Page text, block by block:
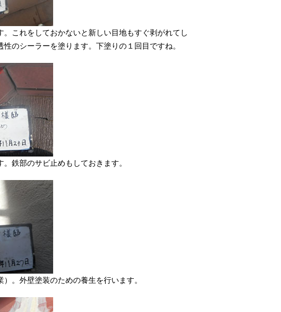
これをしておかないと新しい目地もすぐ剥がれてし
のシーラーを塗ります。下塗りの１回目ですね。
鉄部のサビ止めもしておきます。
。外壁塗装のための養生を行います。